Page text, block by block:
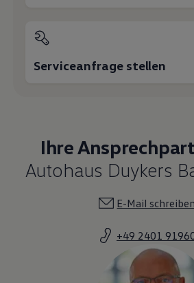
Serviceanfrage stellen
Ihre
Autohaus Duykers
E-Mail schreiben
+49 2401